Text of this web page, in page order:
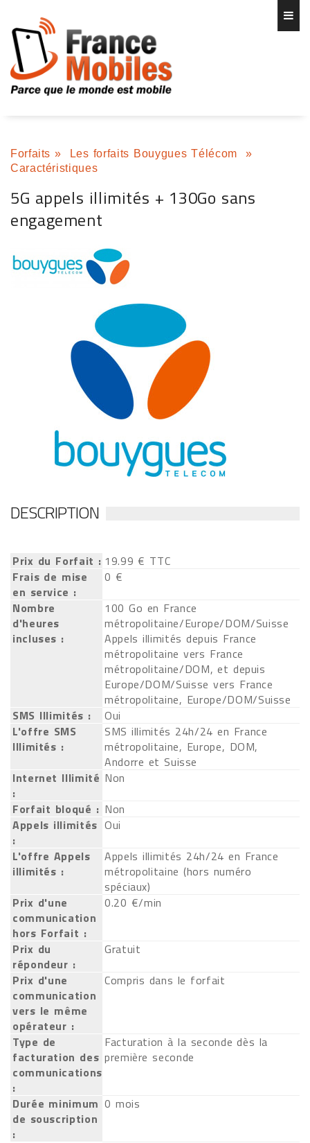
Forfaits » Les forfaits Bouygues Télécom
»
Caractéristiques
5G appels illimités + 130Go sans
engagement
DESCRIPTION
Prix du Forfait : 19.99 € TTC
Frais de mise
en service :
0 €
Nombre
d'heures
incluses :
100 Go en France
métropolitaine/Europe/DOM/Suisse
Appels illimités depuis France
métropolitaine vers France
métropolitaine/DOM, et depuis
Europe/DOM/Suisse vers France
métropolitaine, Europe/DOM/Suisse
SMS Illimités :
Oui
L'offre SMS
Illimités :
SMS illimités 24h/24 en France
métropolitaine, Europe, DOM,
Andorre et Suisse
Internet Illimité
:
Non
Forfait bloqué : Non
Appels illimités
:
Oui
L'offre Appels
illimités :
Appels illimités 24h/24 en France
métropolitaine (hors numéro
spéciaux)
Prix d'une
communication
hors Forfait :
0.20 €/min
Prix du
répondeur :
Gratuit
Prix d'une
communication
vers le même
opérateur :
Compris dans le forfait
Type de
facturation des
communications
:
Facturation à la seconde dès la
première seconde
Durée minimum
de souscription
:
0 mois